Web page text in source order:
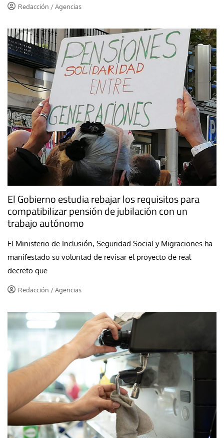
Redacción / Agencias
El Gobierno estudia rebajar los requisitos para
compatibilizar pensión de jubilación con un
trabajo autónomo
El Ministerio de Inclusión, Seguridad Social y Migraciones ha
manifestado su voluntad de revisar el proyecto de real
decreto que
Redacción / Agencias